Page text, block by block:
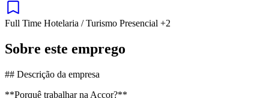
Full Time Hotelaria / Turismo Presencial +2
Sobre este emprego
## Descrição da empresa
**Porquê trabalhar na Accor?**